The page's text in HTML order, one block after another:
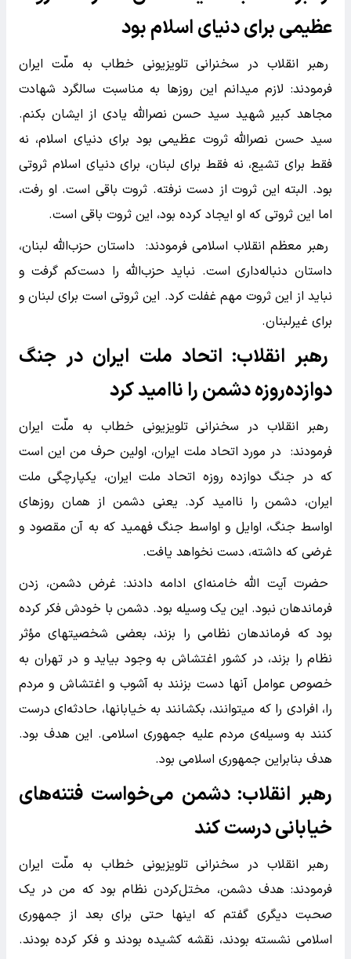
عظیمی برای دنیای اسلام بود
رهبر انقلاب در سخنرانی تلویزیونی خطاب به ملّت ایران
فرمودند: لازم میدانم این روزها به مناسبت سالگرد شهادت
مجاهد کبیر شهید سید حسن نصراللّه یادی از ایشان بکنم.
سید حسن نصراللّه ثروت عظیمی بود برای دنیای اسلام، نه
فقط برای تشیع، نه فقط برای لبنان، برای دنیای اسلام ثروتی
بود. البته این ثروت از دست نرفته. ثروت باقی است. او رفت،
اما این ثروتی که او ایجاد کرده بود، این ثروت باقی است.
رهبر معظم انقلاب اسلامی فرمودند: داستان حزب‌اللّه لبنان،
داستان دنباله‌داری است. نباید حزب‌اللّه را دست‌کم گرفت و
نباید از این ثروت مهم غفلت کرد. این ثروتی است برای لبنان و
برای غیرلبنان.
رهبر انقلاب: اتحاد ملت ایران در جنگ
دوازده‌روزه دشمن را ناامید کرد
رهبر انقلاب در سخنرانی تلویزیونی خطاب به ملّت ایران
فرمودند: در مورد اتحاد ملت ایران، اولین حرف من این است
که در جنگ دوازده روزه اتحاد ملت ایران، یکپارچگی ملت
ایران، دشمن را ناامید کرد. یعنی دشمن از همان روزهای
اواسط جنگ، اوایل و اواسط جنگ فهمید که به آن مقصود و
غرضی که داشته، دست نخواهد یافت.
حضرت آیت الله خامنه‌ای ادامه دادند: غرض دشمن، زدن
فرماندهان نبود. این یک وسیله بود. دشمن با خودش فکر کرده
بود که فرماندهان نظامی را بزند، بعضی شخصیتهای مؤثر
نظام را بزند، در کشور اغتشاش به وجود بیاید و در تهران به
خصوص عوامل آنها دست بزنند به آشوب و اغتشاش و مردم
را، افرادی را که میتوانند، بکشانند به خیابانها، حادثه‌ای درست
کنند به وسیله‌ی مردم علیه جمهوری اسلامی. این هدف بود.
هدف بنابراین جمهوری اسلامی بود.
رهبر انقلاب: دشمن می‌خواست فتنه‌های
خیابانی درست کند
رهبر انقلاب در سخنرانی تلویزیونی خطاب به ملّت ایران
فرمودند: هدف دشمن، مختل‌کردن نظام بود که من در یک
صحبت دیگری گفتم که اینها حتی برای بعد از جمهوری
اسلامی نشسته بودند، نقشه کشیده بودند و فکر کرده بودند.